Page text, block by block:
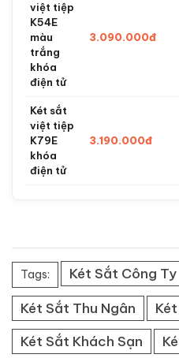
việt tiệp
K54E
màu
trắng
khóa
điện tử
3.090.000đ
Két sắt
việt tiệp
K79E
khóa
điện tử
3.190.000đ
Tags: Két Sắt Công Ty
Két Sắt Thu Ngân
Két Sắt Khách Sạn